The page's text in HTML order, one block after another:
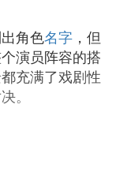
角色名字 ，但
演员阵容的搭
充满了戏剧性
。